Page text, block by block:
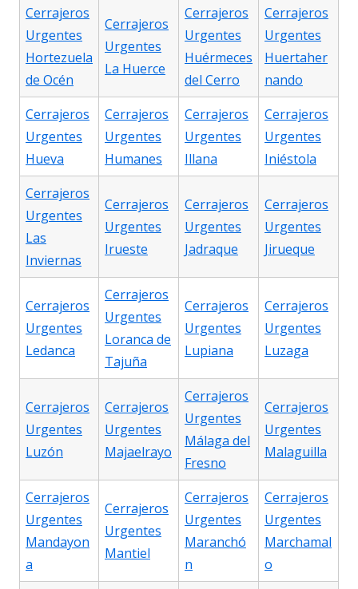
Cerrajeros
Urgentes
Hortezuela
de Océn
Cerrajeros
Urgentes
La Huerce
Cerrajeros
Urgentes
Huérmeces
del Cerro
Cerrajeros
Urgentes
Huertaher
nando
Cerrajeros
Urgentes
Hueva
Cerrajeros
Urgentes
Humanes
Cerrajeros
Urgentes
Illana
Cerrajeros
Urgentes
Iniéstola
Cerrajeros
Urgentes
Las
Inviernas
Cerrajeros
Urgentes
Irueste
Cerrajeros
Urgentes
Jadraque
Cerrajeros
Urgentes
Jirueque
Cerrajeros
Urgentes
Ledanca
Cerrajeros
Urgentes
Loranca de
Tajuña
Cerrajeros
Urgentes
Lupiana
Cerrajeros
Urgentes
Luzaga
Cerrajeros
Urgentes
Luzón
Cerrajeros
Urgentes
Majaelrayo
Cerrajeros
Urgentes
Málaga del
Fresno
Cerrajeros
Urgentes
Malaguilla
Cerrajeros
Urgentes
Mandayon
a
Cerrajeros
Urgentes
Mantiel
Cerrajeros
Urgentes
Maranchó
n
Cerrajeros
Urgentes
Marchamal
o